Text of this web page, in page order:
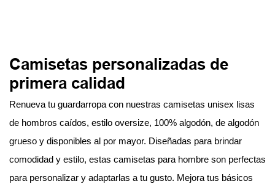
Camisetas personalizadas de
primera calidad
Renueva tu guardarropa con nuestras camisetas unisex lisas
de hombros caídos, estilo oversize, 100% algodón, de algodón
grueso y disponibles al por mayor. Diseñadas para brindar
comodidad y estilo, estas camisetas para hombre son perfectas
para personalizar y adaptarlas a tu gusto. Mejora tus básicos